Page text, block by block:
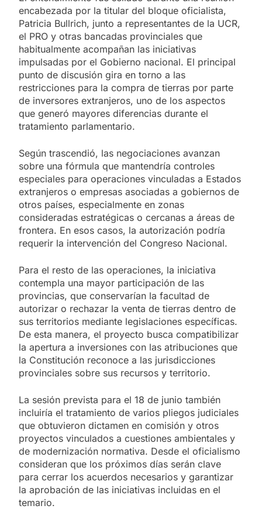
encabezada por la titular del bloque oficialista,
Patricia Bullrich, junto a representantes de la UCR,
el PRO y otras bancadas provinciales que
habitualmente acompañan las iniciativas
impulsadas por el Gobierno nacional. El principal
punto de discusión gira en torno a las
restricciones para la compra de tierras por parte
de inversores extranjeros, uno de los aspectos
que generó mayores diferencias durante el
tratamiento parlamentario.
Según trascendió, las negociaciones avanzan
sobre una fórmula que mantendría controles
especiales para operaciones vinculadas a Estados
extranjeros o empresas asociadas a gobiernos de
otros países, especialmente en zonas
consideradas estratégicas o cercanas a áreas de
frontera. En esos casos, la autorización podría
requerir la intervención del Congreso Nacional.
Para el resto de las operaciones, la iniciativa
contempla una mayor participación de las
provincias, que conservarían la facultad de
autorizar o rechazar la venta de tierras dentro de
sus territorios mediante legislaciones específicas.
De esta manera, el proyecto busca compatibilizar
la apertura a inversiones con las atribuciones que
la Constitución reconoce a las jurisdicciones
provinciales sobre sus recursos y territorio.
La sesión prevista para el 18 de junio también
incluiría el tratamiento de varios pliegos judiciales
que obtuvieron dictamen en comisión y otros
proyectos vinculados a cuestiones ambientales y
de modernización normativa. Desde el oficialismo
consideran que los próximos días serán clave
para cerrar los acuerdos necesarios y garantizar
la aprobación de las iniciativas incluidas en el
temario.